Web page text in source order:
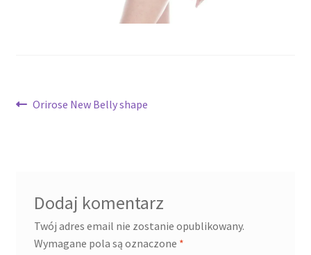
Nawigacja
Poprzedni
Orirose New Belly shape
Dodaj komentarz
Twój adres email nie zostanie opublikowany.
Wymagane pola są oznaczone *